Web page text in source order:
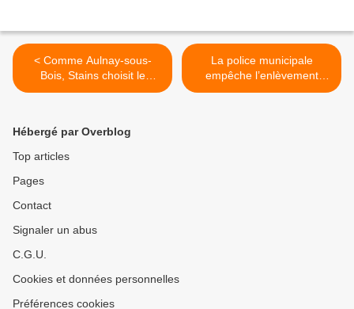
< Comme Aulnay-sous-
Bois, Stains choisit le
samedi pour l’application
La police municipale
empêche l’enlèvement
d’une jeune fille à Aulnay-
Hébergé par Overblog
Top articles
Pages
Contact
Signaler un abus
C.G.U.
Cookies et données personnelles
Préférences cookies